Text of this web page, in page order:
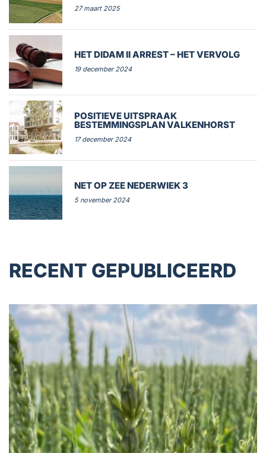
27 maart 2025
HET DIDAM II ARREST – HET VERVOLG
19 december 2024
POSITIEVE UITSPRAAK
BESTEMMINGSPLAN VALKENHORST
17 december 2024
NET OP ZEE NEDERWIEK 3
5 november 2024
RECENT GEPUBLICEERD